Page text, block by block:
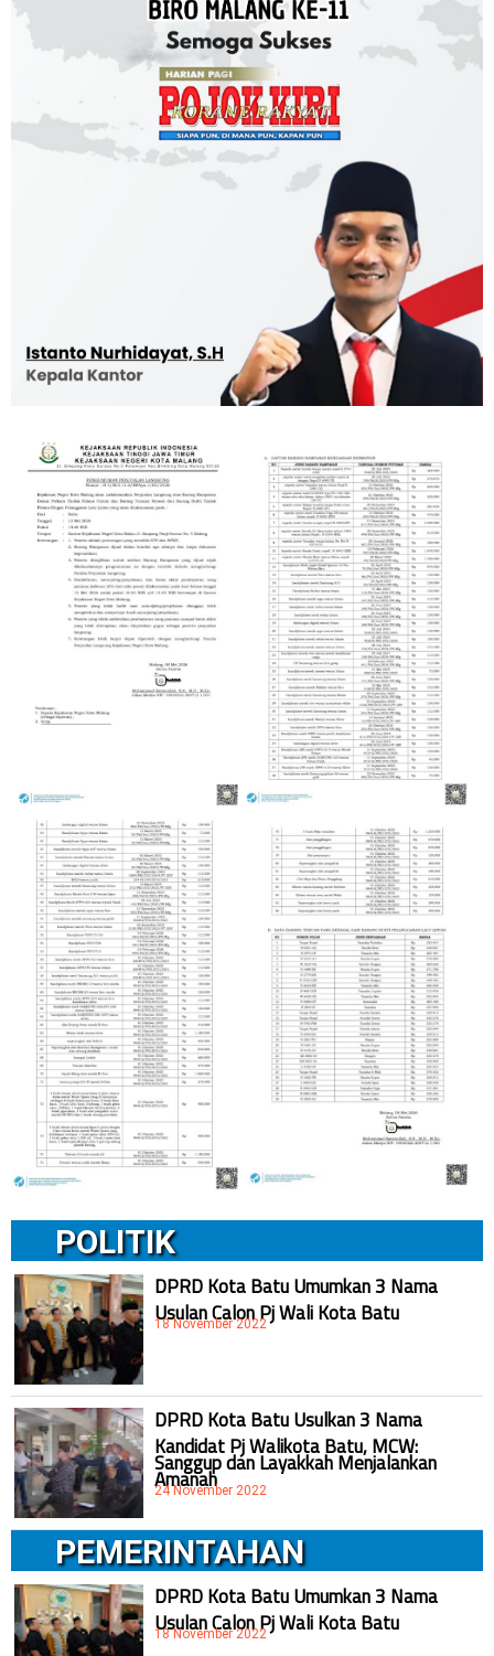
POLITIK
DPRD Kota Batu Umumkan 3 Nama
Usulan Calon Pj Wali Kota Batu
18 November 2022
DPRD Kota Batu Usulkan 3 Nama
Kandidat Pj Walikota Batu, MCW:
Sanggup dan Layakkah Menjalankan
Amanah
24 November 2022
PEMERINTAHAN
DPRD Kota Batu Umumkan 3 Nama
Usulan Calon Pj Wali Kota Batu
18 November 2022